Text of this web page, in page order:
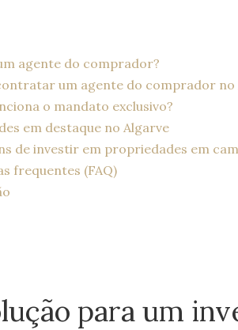
agente do comprador?
um agente do comprador no
o mandato exclusivo?
em destaque no Algarve
de investir em propriedades em
frequentes (FAQ)
para um